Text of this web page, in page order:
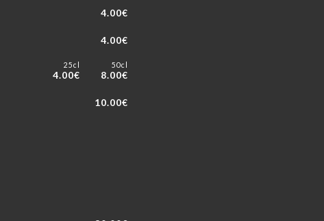
4.00€
4.00€
25cl
4.00€
50cl
8.00€
10.00€